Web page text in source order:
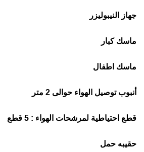
جهاز النيبوليزر
ماسك كبار
ماسك اطفال
أنبوب توصيل الهواء حوالى 2 متر
قطع احتياطية لمرشحات الهواء : 5 قطع
حقيبه حمل